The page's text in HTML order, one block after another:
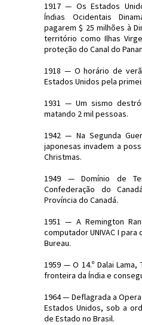
1917 — Os Estados
Índias Ocidentais
pagarem $ 25 milhões à
território como Ilhas
proteção do Canal do
1918 — O horário de
Estados Unidos pela
1931 — Um sismo
matando 2 mil pessoas.
1942 — Na Segunda
japonesas invadem a
Christmas.
1949 — Domínio de
Confederação do
Província do Canadá.
1951 — A Remington
computador UNIVAC I
Bureau.
1959 — O 14.º Dalai
fronteira da Índia e
1964 — Deflagrada a
Estados Unidos, sob a
de Estado no Brasil.